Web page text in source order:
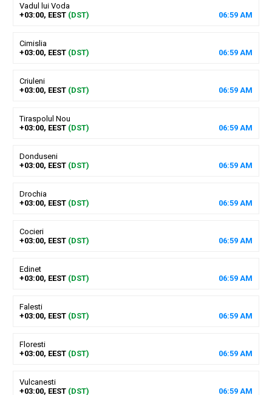
Vadul lui Voda
+03:00, EEST (DST) 06:59 AM
Cimislia
+03:00, EEST (DST) 06:59 AM
Criuleni
+03:00, EEST (DST) 06:59 AM
Tiraspolul Nou
+03:00, EEST (DST) 06:59 AM
Donduseni
+03:00, EEST (DST) 06:59 AM
Drochia
+03:00, EEST (DST) 06:59 AM
Cocieri
+03:00, EEST (DST) 06:59 AM
Edinet
+03:00, EEST (DST) 06:59 AM
Falesti
+03:00, EEST (DST) 06:59 AM
Floresti
+03:00, EEST (DST) 06:59 AM
Vulcanesti
+03:00, EEST (DST) 06:59 AM